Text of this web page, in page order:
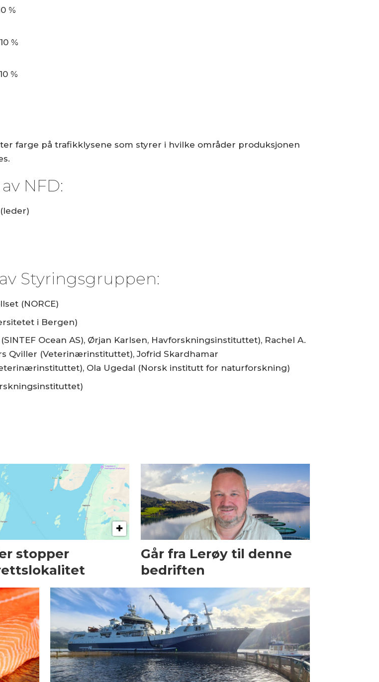
%
%
%
farge på trafikklysene som styrer i hvilke områder produksjonen
NFD:
Styringsgruppen:
(NORCE)
i Bergen)
Ocean AS), Ørjan Karlsen, Havforskningsinstituttet), Rachel A.
Qviller (Veterinærinstituttet), Jofrid Skardhamar
Ola Ugedal (Norsk institutt for naturforskning)
stopper
Går fra Lerøy til denne
bedriften